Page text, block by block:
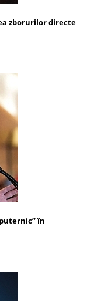
zborurilor directe
în